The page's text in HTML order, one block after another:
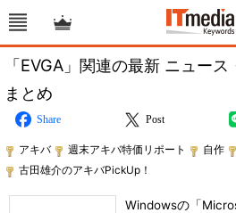
「EVGA」関連の最新 ニュー
まとめ
Share Post
アキバ 週末アキバ特価リポート 自作
古田雄介のアキバPickUp！
Windowsの「